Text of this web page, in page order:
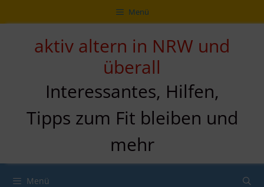
Inhalt
zur
Navigation
Inhalt
Menü
aktiv altern in NRW und
überall
Interessantes, Hilfen,
Tipps zum Fit bleiben und
mehr
Menü